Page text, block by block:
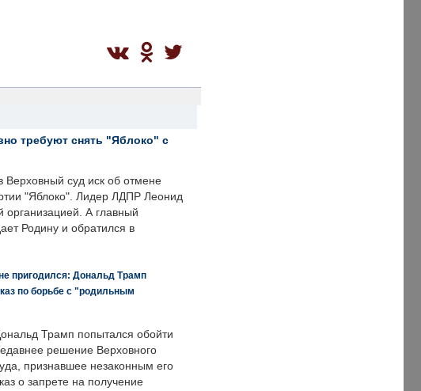
требуют снять "Яблоко" с
суд иск об отмене
"Яблоко". Лидер ЛДПР Леонид
организацией. А главный
Родину и обратился в
пригодился: Дональд Трамп
по борьбе с "родильным
Трамп попытался обойти
решение Верховного
признавшее незаконным его
о запрете на получение